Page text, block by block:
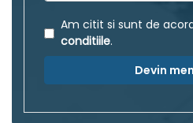
Am citit si sunt de
conditiile.
Devin